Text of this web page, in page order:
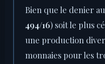
Bien que le denier
494/16) soit le plus
une production
monnaies pour les